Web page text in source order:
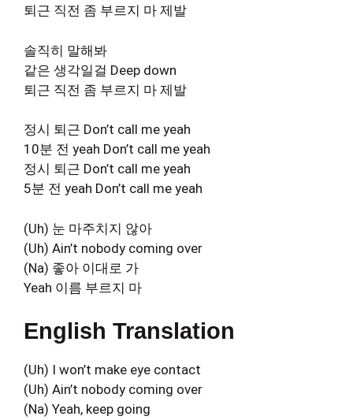
퇴근 직전 좀 부르지 마 제발
솔직히 말해봐
같은 생각일걸 Deep down
퇴근 직전 좀 부르지 마 제발
정시 퇴근 Don’t call me yeah
10분 전 yeah Don’t call me yeah
정시 퇴근 Don’t call me yeah
5분 전 yeah Don’t call me yeah
(Uh) 눈 마주치지 않아
(Uh) Ain’t nobody coming over
(Na) 좋아 이대로 가
Yeah 이름 부르지 마
English Translation
(Uh) I won’t make eye contact
(Uh) Ain’t nobody coming over
(Na) Yeah, keep going